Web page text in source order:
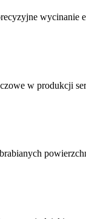
wycinanie
w produkcji